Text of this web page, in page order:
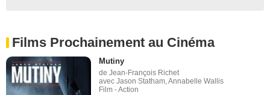
Films Prochainement au Cinéma
Mutiny
de Jean-François Richet
avec Jason Statham, Annabelle Wallis
Film - Action